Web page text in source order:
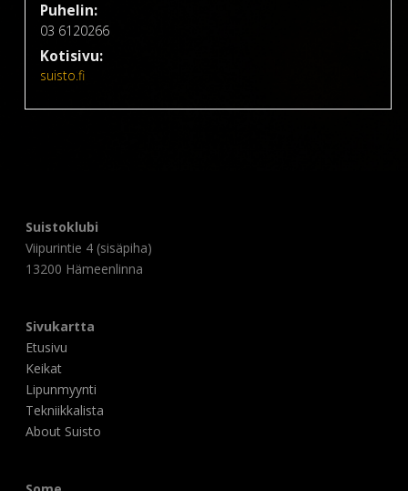
Puhelin:
03 6120266
Kotisivu:
suisto.fi
Suistoklubi
Viipurintie 4 (sisäpiha)
13200 Hämeenlinna
Sivukartta
Etusivu
Keikat
Lipunmyynti
Tekniikkalista
About Suisto